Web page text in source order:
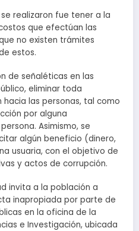
realizaron fue tener a la
que efectúan las
no existen trámites
estos.
de señaléticas en las
eliminar toda
las personas, tal como
por alguna
Asimismo, se
algún beneficio (dinero,
usuaria, con el objetivo de
y actos de corrupción.
invita a la población a
inapropiada por parte de
en la oficina de la
e Investigación, ubicada